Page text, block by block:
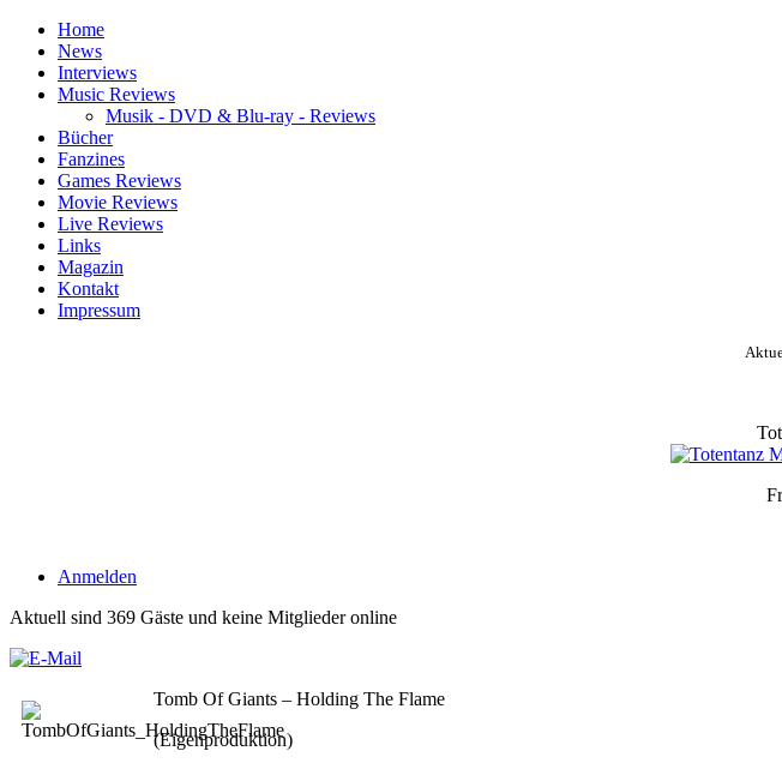
Home
News
Interviews
Music Reviews
Musik - DVD & Blu-ray - Reviews
Bücher
Fanzines
Games Reviews
Movie Reviews
Live Reviews
Links
Magazin
Kontakt
Impressum
Anmelden
Aktuell sind 369 Gäste und keine Mitglieder online
Tomb Of Giants – Holding The Flame
(Eigenproduktion)